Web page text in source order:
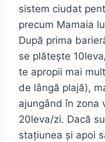
sistem ciudat
precum Mamaia
După prima
se plătește
te apropii mai
de lângă plajă),
ajungând în zona
20leva/zi. Dacă
stațiunea și apoi